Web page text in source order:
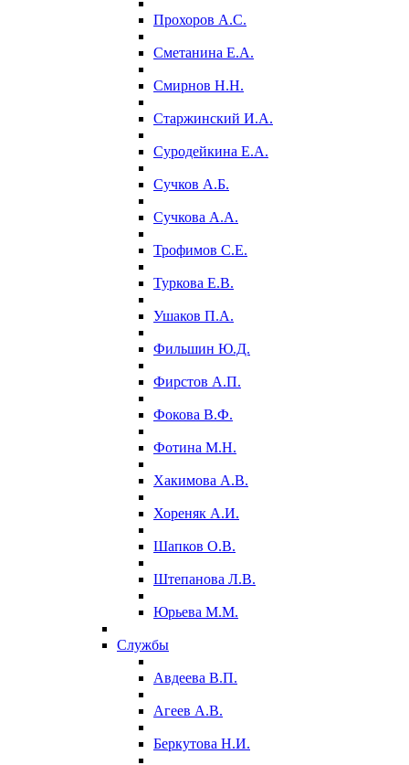
Прохоров А.С.
Сметанина Е.А.
Смирнов Н.Н.
Старжинский И.А.
Суродейкина Е.А.
Сучков А.Б.
Сучкова А.А.
Трофимов С.Е.
Туркова Е.В.
Ушаков П.А.
Фильшин Ю.Д.
Фирстов А.П.
Фокова В.Ф.
Фотина М.Н.
Хакимова А.В.
Хореняк А.И.
Шапков О.В.
Штепанова Л.В.
Юрьева М.М.
Службы
Авдеева В.П.
Агеев А.В.
Беркутова Н.И.